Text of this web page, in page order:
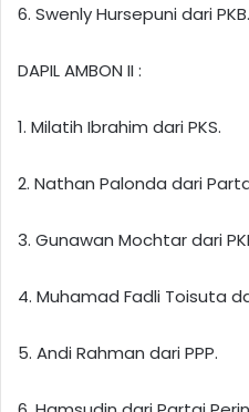
6. Swenly Hursepuni dari PKB.
DAPIL AMBON II :
1. Milatih Ibrahim dari PKS.
2. Nathan Palonda dari
3. Gunawan Mochtar dari
4. Muhamad Fadli Toisuta
5. Andi Rahman dari PPP.